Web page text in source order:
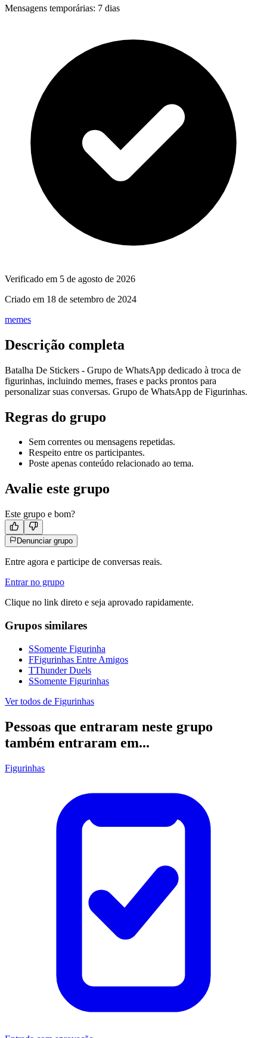
Mensagens temporárias: 7 dias
Verificado em 5 de agosto de 2026
Criado em 18 de setembro de 2024
memes
Descrição completa
Batalha De Stickers - Grupo de WhatsApp dedicado à troca de
figurinhas, incluindo memes, frases e packs prontos para
personalizar suas conversas. Grupo de WhatsApp de Figurinhas.
Regras do grupo
Sem correntes ou mensagens repetidas.
Respeito entre os participantes.
Poste apenas conteúdo relacionado ao tema.
Avalie este grupo
Este grupo e bom?
Denunciar grupo
Entre agora e participe de conversas reais.
Entrar no grupo
Clique no link direto e seja aprovado rapidamente.
Grupos similares
SSomente Figurinha
FFigurinhas Entre Amigos
TThunder Duels
SSomente Figurinhas
Ver todos de Figurinhas
Pessoas que entraram neste grupo
também entraram em...
Figurinhas